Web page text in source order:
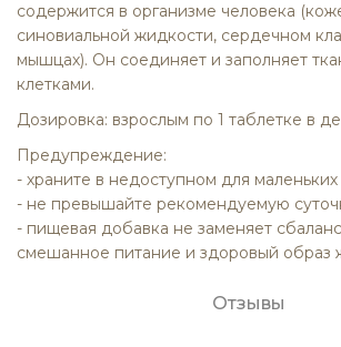
содержится в организме человека
синовиальной жидкости, сердечном
мышцах). Он соединяет и заполняет
клетками.
Дозировка: взрослым по 1 таблетке в
Предупреждение:
- храните в недоступном для
- не превышайте рекомендуемую
- пищевая добавка не заменяет
смешанное питание и здоровый образ
Отзывы